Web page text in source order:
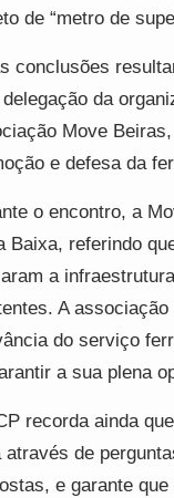
de “metro de
conclusões
delegação da
Move
e defesa da
o encontro, a
Baixa, referindo
a
A
do serviço
a sua plena
recorda ainda
através de
e garante